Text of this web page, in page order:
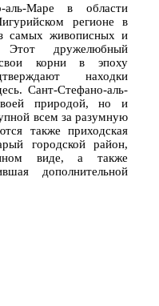
Маре в области
регионе в
самых живописных и
дружелюбный
корни в эпоху
находки
Сант-Стефано-аль-
природой, но и
всем за разумную
также приходская
городской район,
виде, а также
дополнительной